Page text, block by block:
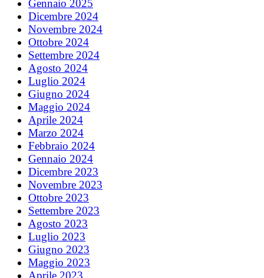
Gennaio 2025
Dicembre 2024
Novembre 2024
Ottobre 2024
Settembre 2024
Agosto 2024
Luglio 2024
Giugno 2024
Maggio 2024
Aprile 2024
Marzo 2024
Febbraio 2024
Gennaio 2024
Dicembre 2023
Novembre 2023
Ottobre 2023
Settembre 2023
Agosto 2023
Luglio 2023
Giugno 2023
Maggio 2023
Aprile 2023